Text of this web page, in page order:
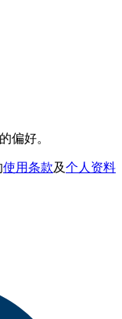
偏好。
使用条款及个人资料